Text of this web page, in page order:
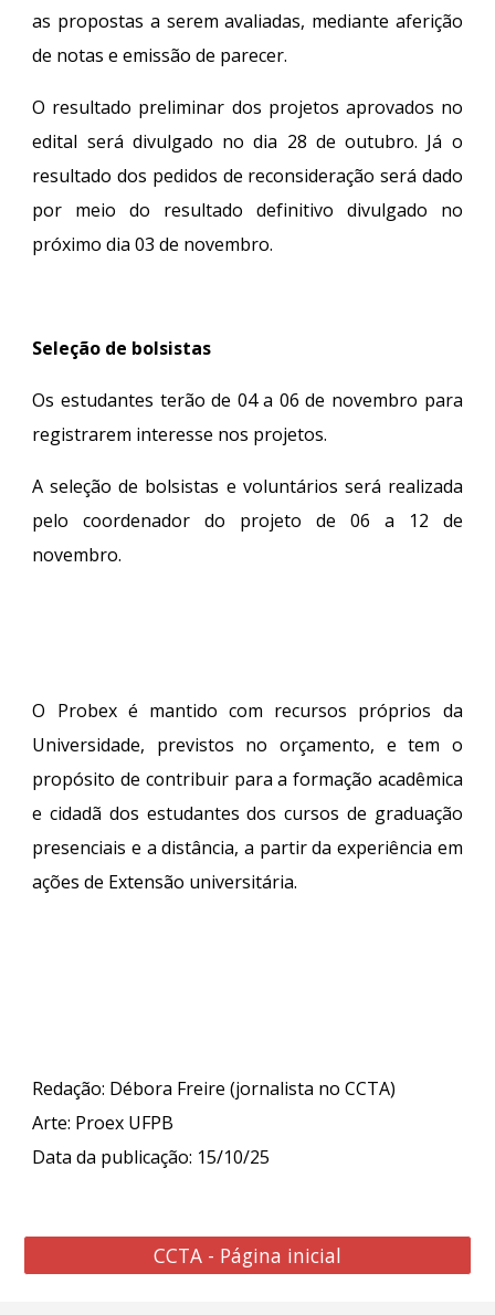
as propostas a serem avaliadas, mediante aferição
de notas e emissão de parecer.
O resultado preliminar dos projetos aprovados no
edital será divulgado no dia 28 de outubro. Já o
resultado dos pedidos de reconsideração será dado
por meio do resultado definitivo divulgado no
próximo dia 03 de novembro.
Seleção de bolsistas
Os estudantes terão de 04 a 06 de novembro para
registrarem interesse nos projetos.
A seleção de bolsistas e voluntários será realizada
pelo coordenador do projeto de 06 a 12 de
novembro.
O Probex é mantido com recursos próprios da
Universidade, previstos no orçamento, e tem o
propósito de contribuir para a formação acadêmica
e cidadã dos estudantes dos cursos de graduação
presenciais e a distância, a partir da experiência em
ações de Extensão universitária.
Redação: Débora Freire (jornalista no CCTA)
Arte: Proex UFPB
Data da publicação: 15/10/25
CCTA - Página inicial